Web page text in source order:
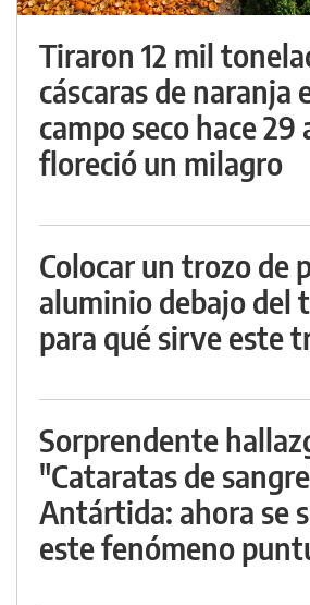
Tiraron 12 mil
cáscaras de naranja
campo seco hace 29
floreció un milagro
Colocar un trozo de
aluminio debajo del
para qué sirve este
Sorprendente
"Cataratas de
Antártida: ahora se
este fenómeno